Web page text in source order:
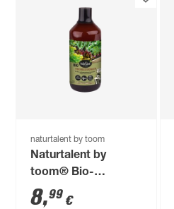
naturtalent by toom
Naturtalent by
toom® Bio-
Hochbeetdünger 1 l
8,99 €